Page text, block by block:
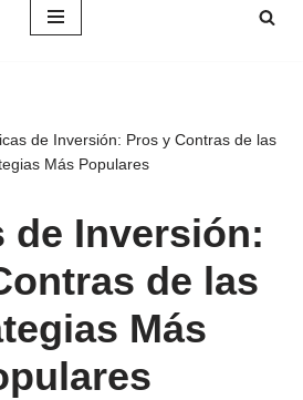
de Inversión: Pros y Contras de las
Más Populares
de Inversión:
de las
Más